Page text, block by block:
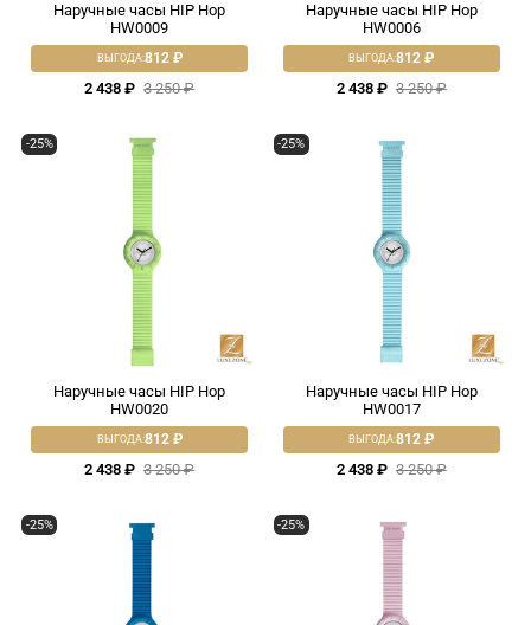
Наручные часы HIP Hop
HW0009
2 438 ₽ 3 250 ₽
ВЫГОДА:812 ₽
Наручные часы HIP Hop
HW0006
2 438 ₽ 3 250 ₽
ВЫГОДА:812 ₽
-25%
Наручные часы HIP Hop
HW0020
2 438 ₽ 3 250 ₽
ВЫГОДА:812 ₽
-25%
Наручные часы HIP Hop
HW0017
2 438 ₽ 3 250 ₽
ВЫГОДА:812 ₽
-25% -25%